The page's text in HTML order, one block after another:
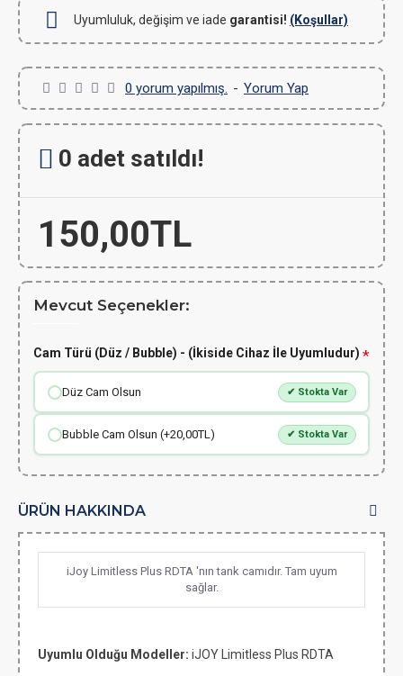
Uyumluluk, değişim ve iade garantisi! (Koşullar)
0 yorum yapılmış. - Yorum Yap
150,00TL
0 adet satıldı!
Mevcut Seçenekler:
Cam Türü (Düz / Bubble) - (İkiside Cihaz İle Uyumludur)
Düz Cam Olsun ✔ Stokta Var
Bubble Cam Olsun (+20,00TL) ✔ Stokta Var
ÜRÜN HAKKINDA
iJoy Limitless Plus RDTA 'nın tank camıdır. Tam uyum
sağlar.
Uyumlu Olduğu Modeller: iJOY Limitless Plus RDTA